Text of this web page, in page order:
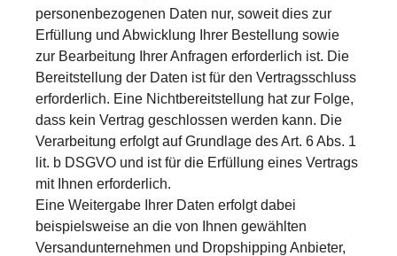
personenbezogenen Daten nur, soweit dies zur
Erfüllung und Abwicklung Ihrer Bestellung sowie
zur Bearbeitung Ihrer Anfragen erforderlich ist. Die
Bereitstellung der Daten ist für den Vertragsschluss
erforderlich. Eine Nichtbereitstellung hat zur Folge,
dass kein Vertrag geschlossen werden kann. Die
Verarbeitung erfolgt auf Grundlage des Art. 6 Abs. 1
lit. b DSGVO und ist für die Erfüllung eines Vertrags
mit Ihnen erforderlich.
Eine Weitergabe Ihrer Daten erfolgt dabei
beispielsweise an die von Ihnen gewählten
Versandunternehmen und Dropshipping Anbieter,